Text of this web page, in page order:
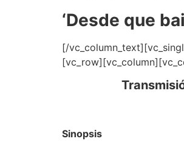
‘Desde que
[/
Sinopsis